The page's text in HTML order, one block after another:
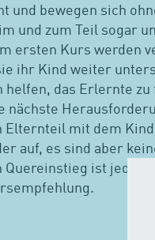
und bewegen sich
und zum Teil sogar
ersten Kurs werden
ihr Kind weiter
helfen, das Erlernte zu
nächste
Elternteil mit dem
auf, es sind aber
ist